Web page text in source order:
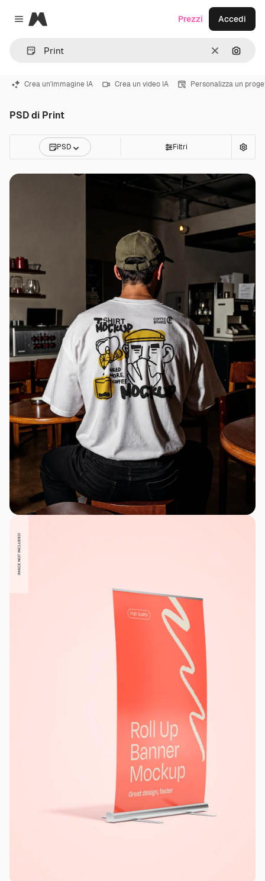
Close menu
Magnific
CancellaCerca
Prezzi Accedi
Crea un'immagine IA Crea un video IA Personalizza un
PSD di Print
PSD Filtri